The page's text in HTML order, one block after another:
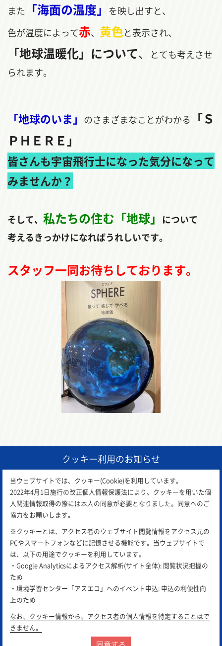
また 「海面の温度」
を映し出すと、
色が温度によって赤、 黄色と表示され、
「地球温暖化」について、
とても考えさせ
られます。
「地球のいま」 のさまざまなことがわかる
「Ｓ
ＰＨＥＲＥ」
皆さんも宇宙飛行士になった気分になって
みませんか？
そして、 私たちの住む「地球」
について
考えるきっかけになればうれしいです。
スタッフ一同お待ちしております。
前の記事 一覧に戻る 次の記事
クッキー利用のお知らせ
当ウェブサイトでは、クッキー(Cookie)を利用しています。
2022年4月1日施行の改正個人情報保護法により、クッキーを用いた個
人関連情報取得の際には本人の同意が必要となりました。同意へのご
協力をお願いします。
※クッキーとは、アクセス者のウェブサイト閲覧情報をアクセス元の
PCやスマートフォンなどに記憶させる機能です。当ウェブサイトで
は、以下の用途でクッキーを利用しています。
・Google Analyticsによるアクセス解析(サイト全体): 閲覧状況把握の
ため
・環境学習センター「アスエコ」へのイベント申込: 申込の利便性向
上のため
なお、クッキー情報から、アクセス者の個人情報を特定することはで
きません。
アスエコは 公益財団法人 岡山県環境保全事業団が運営し
サイトポリシー プライバシーポリシー リンク集
Copyright © 2018 岡山県環境保全事業団